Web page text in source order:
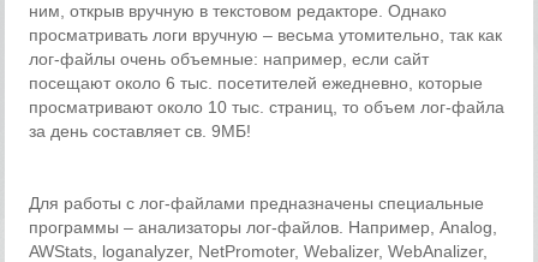
ним, открыв вручную в текстовом редакторе. Однако
просматривать логи вручную – весьма утомительно, так как
лог-файлы очень объемные: например, если сайт
посещают около 6 тыс. посетителей ежедневно, которые
просматривают около 10 тыс. страниц, то объем лог-файла
за день составляет св. 9МБ!
Для работы с лог-файлами предназначены специальные
программы – анализаторы лог-файлов. Например, Analog,
AWStats, loganalyzer, NetPromoter, Webalizer, WebAnalizer,